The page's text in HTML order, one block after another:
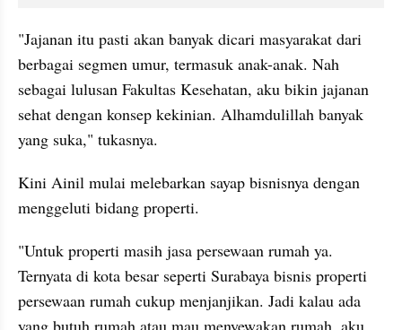
"Jajanan itu pasti akan banyak dicari masyarakat dari
berbagai segmen umur, termasuk anak-anak. Nah
sebagai lulusan Fakultas Kesehatan, aku bikin jajanan
sehat dengan konsep kekinian. Alhamdulillah banyak
yang suka," tukasnya.
Kini Ainil mulai melebarkan sayap bisnisnya dengan
menggeluti bidang properti.
"Untuk properti masih jasa persewaan rumah ya.
Ternyata di kota besar seperti Surabaya bisnis properti
persewaan rumah cukup menjanjikan. Jadi kalau ada